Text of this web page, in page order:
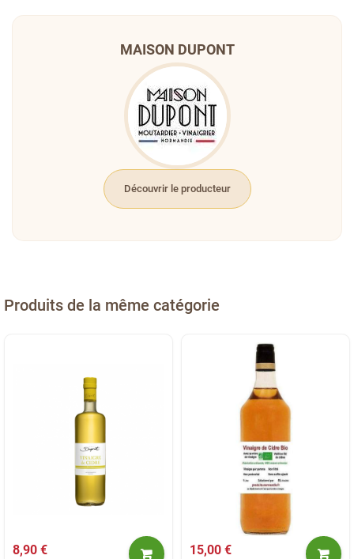
MAISON DUPONT
Découvrir le producteur
Produits de la même catégorie
8,90 € 15,00 €